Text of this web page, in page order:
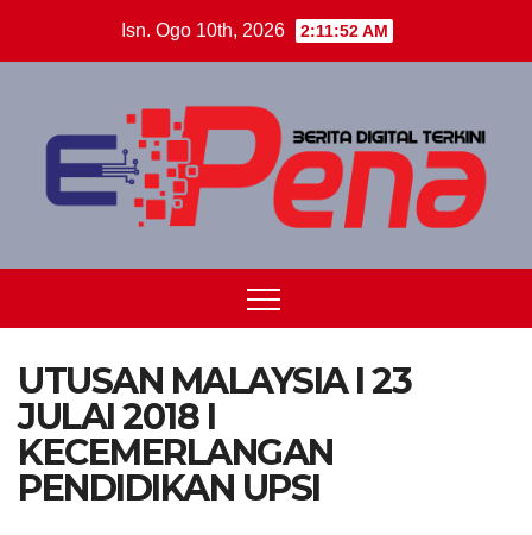
Isn. Ogo 10th, 2026 2:11:53 AM
UTUSAN MALAYSIA I 23
JULAI 2018 I
KECEMERLANGAN
PENDIDIKAN UPSI